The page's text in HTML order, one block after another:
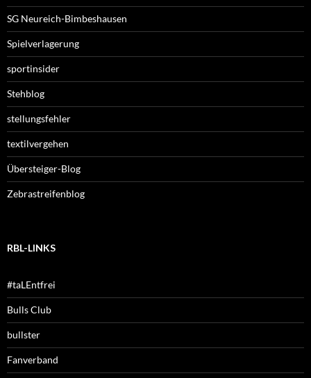
SG Neureich-Bimbeshausen
Spielverlagerung
sportinsider
Stehblog
stellungsfehler
textilvergehen
Übersteiger-Blog
Zebrastreifenblog
RBL-LINKS
#taLEntfrei
Bulls Club
bullster
Fanverband